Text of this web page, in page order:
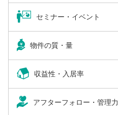
セミナー・イベント
物件の質・量
収益性・入居率
アフターフォロー・管理力